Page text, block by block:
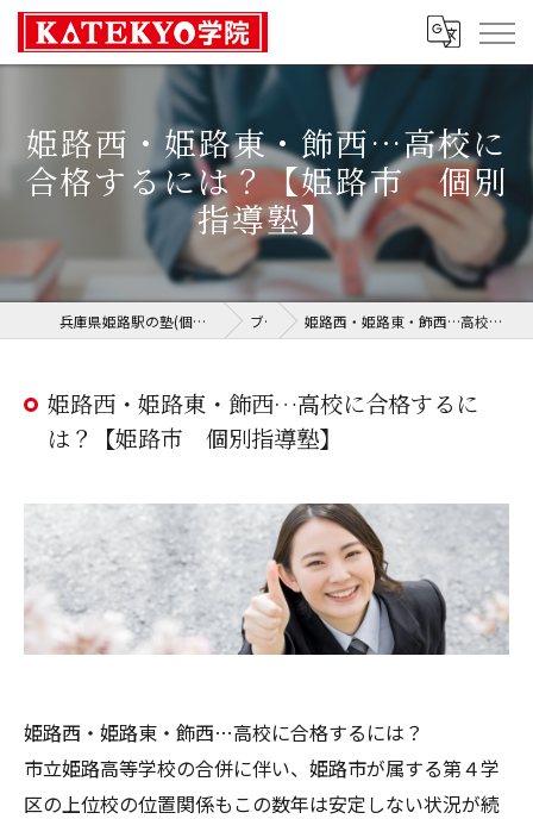
姫路西・姫路東・飾西…高校に
合格するには？【姫路市 個別
指導塾】
兵庫県姫路駅の塾(個別指導)ならKATEKYO学院 姫路校 ブログ 姫路西・姫路東・飾西…高校に合格するには？【姫路市 個別指導塾】
姫路西・姫路東・飾西…高校に合格するに
は？【姫路市 個別指導塾】
姫路西・姫路東・飾西…高校に合格するには？
市立姫路高等学校の合併に伴い、姫路市が属する第４学
区の上位校の位置関係もこの数年は安定しない状況が続